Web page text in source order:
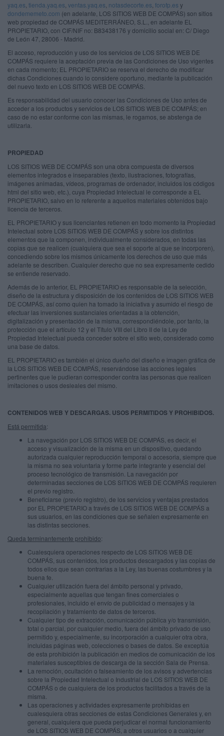
yaq.es tienda.yaq.es ventas.yaq.es notasdecorte.es forofp.es y
dondememeto.com (en adelante, LOS SITIOS WEB DE COMPÁS) son sitios
web propiedad de COMPÁS MEDITERRÁNEO, S.L., en adelante EL
PROPIETARIO, con CIF/NIF no: B83438176 y domicilio social en: C/ Diego
de León 47, 28006 - Madrid.
El acceso, reproducción y uso de los servicios de LOS SITIOS WEB DE
COMPÁS requiere la aceptación previa de las Condiciones de Uso vigentes
en cada momento; EL PROPIETARIO se reserva el derecho de modificar
dichas Condiciones cuando lo considere oportuno, mediante la publicación
del nuevo texto en LOS SITIOS WEB DE COMPÁS.
Es responsabilidad del usuario conocer las Condiciones de Uso antes de
acceder a los productos y servicios de LOS SITIOS WEB DE COMPÁS; en
caso de no estar conforme con las mismas, le rogamos, se abstenga de
utilizarla.
PROPIEDAD
LOS SITIOS WEB DE COMPÁS son una obra compuesta de diversos
elementos integrados e inseparables (texto, ilustraciones, fotografías,
imágenes animadas, vídeos, programas de ordenador, incluidos los códigos
html del sitio web, etc.), cuya Propiedad Intelectual le corresponde a EL
PROPIETARIO, salvo en lo referente a aquellos materiales obtenidos bajo
licencia de terceros.
EL PROPIETARIO y sus licenciantes retienen en todo momento la Propiedad
Intelectual sobre LOS SITIOS WEB DE COMPÁS y sobre los distintos
elementos que la componen, individualmente considerados, en todas las
copias que se realicen (cualquiera que sea el soporte al que se incorporen),
concediendo sobre los mismos únicamente los derechos de uso que más
adelante se describen. Cualquier derecho que no sea expresamente cedido
se entiende reservado.
Además de lo anterior, EL PROPIETARIO es responsable de la selección,
diseño de la estructura y disposición de los contenidos de LOS SITIOS WEB
DE COMPÁS, así como quien ha tomado la iniciativa y asumido el riesgo de
efectuar las inversiones sustanciales orientadas a la obtención,
digitalización y presentación de la misma, correspondiéndole, por tanto, la
protección que el artículo 12 y el Título VIII del Libro II de la Ley de
Propiedad Intelectual pueda conceder sobre el sitio web, considerado como
una base de datos.
EL PROPIETARIO es también el único dueño del diseño e imagen gráfica de
la LOS SITIOS WEB DE COMPÁS, reservándose las acciones legales
pertinentes que le pudieran corresponder contra las personas que realicen
imitaciones o usos desleales del mismo.
CONTENIDOS WEB Y DESCARGAS. USOS PERMITIDOS Y PROHIBIDOS.
Está permitida:
La navegación por LOS SITIOS WEB DE COMPÁS, es decir, el
acceso y visualización de la misma en un dispositivo, quedando
autorizada cualquier reproducción temporal o accesoria, siempre que
la misma no sea voluntaria y forme parte integrante y esencial del
proceso tecnológico de transmisión. La navegación por
determinadas secciones de LOS SITIOS WEB DE COMPÁS requieren
el previo registro.
Beneficiarse (previo registro), de los servicios y ventajas prestados
por EL PROPIETARIO a través de LOS SITIOS WEB DE COMPÁS a
sus usuarios, en las condiciones que se señalen expresamente en
las distintas secciones.
Queda terminantemente prohibido:
Cualesquiera operaciones respecto de LOS SITIOS WEB DE
COMPÁS, sus contenidos, los productos descargados y las copias de
todos ellos que sean contrarias a la Ley, las buenas costumbres y la
buena fe.
Cualquier utilización fuera del ámbito personal y privado,
especialmente aquellas que tengan fines comerciales o
profesionales, incluido el envío de publicidad o mensajes y la
recopilación y tratamiento de datos de terceros.
Cualquier tipo de extracción, comunicación pública y/o transmisión,
total o parcial, por cualquier medio, fuera del ámbito privado de uso
permitido y, especialmente, su incorporación a cualquier otra obra,
incluidas páginas web, colecciones o bases de datos. Se exceptúa
de esta prohibición la publicación en medios de comunicación de los
materiales susceptibles de descarga de la sección Sala de Prensa.
La remoción, ocultación o falseamiento de los avisos y advertencias
sobre la Propiedad Intelectual o Industrial de LOS SITIOS WEB DE
COMPÁS o de cualquiera de los productos facilitados a través de la
misma.
Las operaciones y actividades expresamente prohibidas en
cualesquiera otras secciones de estas Condiciones Generales y, en
general, cualquiera que pueda perjudicar el normal funcionamiento
de LOS SITIOS WEB DE COMPÁS, a otros usuarios o a cualquier